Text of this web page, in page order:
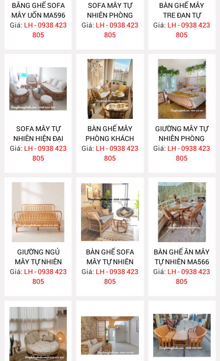
BĂNG GHẾ SOFA
MÂY UỐN MA596
Giá: LH - 0938 423
805
SOFA MÂY TỰ
NHIÊN PHÒNG
KHÁCH MA588
Giá: LH - 0938 423
805
BÀN GHẾ MÂY
TRE ĐAN TỰ
NHIÊN MA587
Giá: LH - 0938 423
805
SOFA MÂY TỰ
NHIÊN HIỆN ĐẠI
MA586
Giá: LH - 0938 423
805
BÀN GHẾ MÂY
PHÒNG KHÁCH
NHỎ GỌN MA585
Giá: LH - 0938 423
805
GIƯỜNG MÂY TỰ
NHIÊN PHÒNG
NGỦ MA584
Giá: LH - 0938 423
805
GIƯỜNG NGỦ
MÂY TỰ NHIÊN
MA583
Giá: LH - 0938 423
805
BÀN GHẾ SOFA
MÂY TỰ NHIÊN
MA568
Giá: LH - 0938 423
805
BÀN GHẾ ĂN MÂY
TỰ NHIÊN MA566
Giá: LH - 0938 423
805